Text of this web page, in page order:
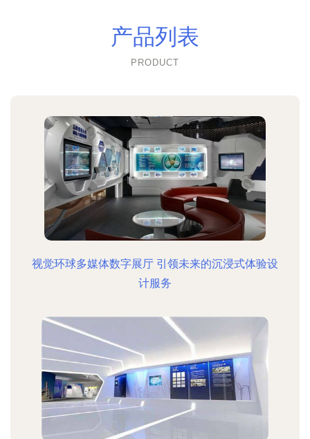
产品列表
PRODUCT
视觉环球多媒体数字展厅 引领未来的沉浸式体验设
计服务